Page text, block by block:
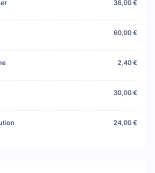
36,00 €
60,00 €
2,40 €
30,00 €
24,00 €